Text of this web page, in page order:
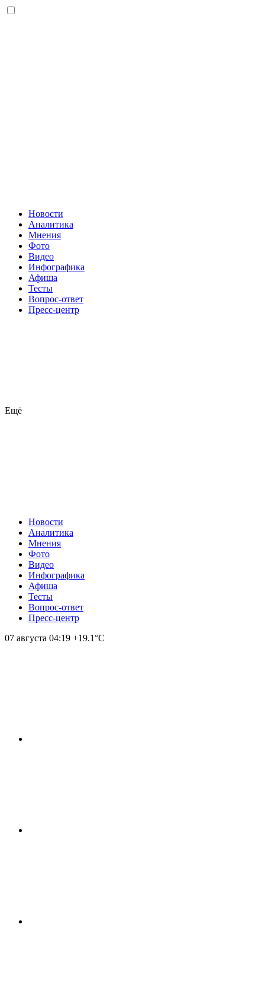
Новости
Аналитика
Мнения
Фото
Видео
Инфографика
Афиша
Тесты
Вопрос-ответ
Пресс-центр
Ещё
Новости
Аналитика
Мнения
Фото
Видео
Инфографика
Афиша
Тесты
Вопрос-ответ
Пресс-центр
07 августа 04:19 +19.1°С